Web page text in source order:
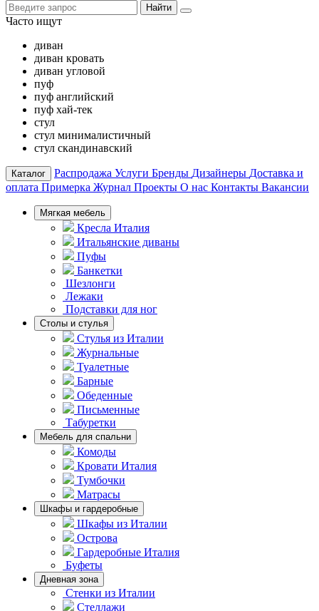
Найти
Часто ищут
диван
диван кровать
диван угловой
пуф
пуф английский
пуф хай-тек
стул
стул минималистичный
стул скандинавский
Каталог Распродажа Услуги Бренды Дизайнеры Доставка и
оплата Примерка Журнал Проекты О нас Контакты Вакансии
Мягкая мебель
Кресла Италия
Итальянские диваны
Пуфы
Банкетки
Шезлонги
Лежаки
Подставки для ног
Столы и стулья
Стулья из Италии
Журнальные
Туалетные
Барные
Обеденные
Письменные
Табуретки
Мебель для спальни
Комоды
Кровати Италия
Тумбочки
Матрасы
Шкафы и гардеробные
Шкафы из Италии
Острова
Гардеробные Италия
Буфеты
Дневная зона
Стенки из Италии
Стеллажи